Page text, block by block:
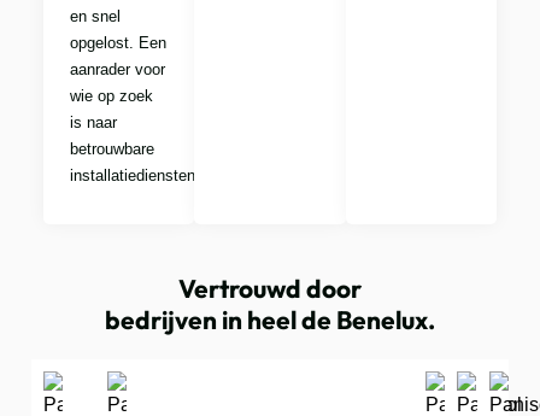
en snel
opgelost. Een
aanrader voor
wie op zoek
is naar
betrouwbare
installatiediensten!”
Vertrouwd door
bedrijven in heel de Benelux.